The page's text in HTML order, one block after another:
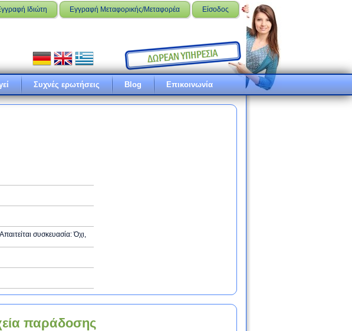
Ιδιώτη Εγγραφή Μεταφορικής/Μεταφορέα Είσοδος
Συχνές ερωτήσεις Blog Επικοινωνία
συσκευασία: Όχι,
παράδοσης